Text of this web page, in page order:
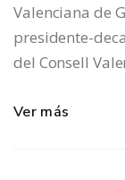
Valenciana de
presidente-
del Consell
Ver más